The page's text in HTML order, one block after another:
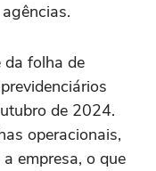
folha de
de 2024.
operacionais,
empresa, o que